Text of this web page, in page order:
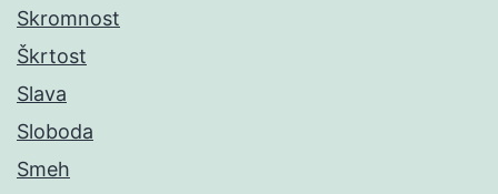
Skromnost
Škrtost
Slava
Sloboda
Smeh